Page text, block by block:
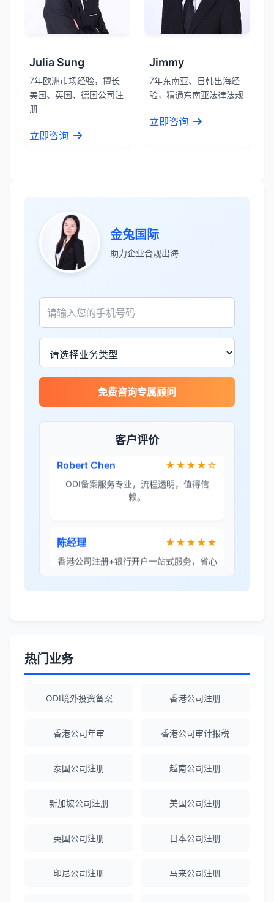
Julia Sung
7年欧洲市场经验，擅长
美国、英国、德国公司注
册
立即咨询
Jimmy
7年东南亚、日韩出海经
验，精通东南亚法律法规
立即咨询
金兔国际
助力企业合规出海
免费咨询专属顾问
客户评价
张先生 ★★★★★
服务专业高效，一周就完成了泰国公司注
王总
泰国公司注册比预想的复杂，多亏有专业
团队协助。
李女士 ★★★★★
境外投资备案流程清晰，顾问非常耐心解
Robert Chen ★★★★☆
赖。
陈经理 ★★★★★
省力！
Michael Liu ★★★★☆
刘总 ★★★★★
热门业务
ODI境外投资备案 香港公司注册
香港公司年审 香港公司审计报税
泰国公司注册 越南公司注册
新加坡公司注册 美国公司注册
英国公司注册 日本公司注册
印尼公司注册 马来公司注册